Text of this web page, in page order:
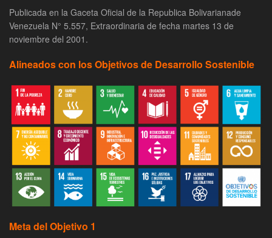
Publicada en la Gaceta Oficial de la Republica Bolivarianade
Venezuela N° 5.557, Extraordinaria de fecha martes 13 de
noviembre del 2001.
Alineados con los Objetivos de Desarrollo Sostenible
Meta del Objetivo 1